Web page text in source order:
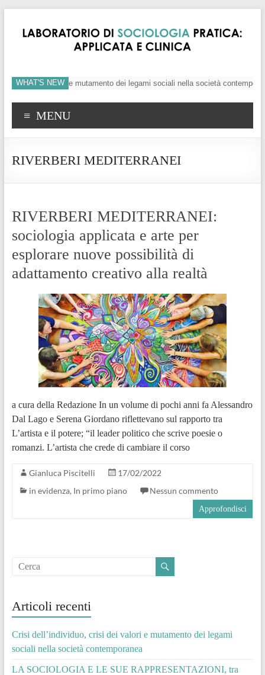
WHAT'S NEW
crisi dei valori e mutamento dei legami sociali nella società
MENU
RIVERBERI MEDITERRANEI
RIVERBERI MEDITERRANEI:
sociologia applicata e arte per
esplorare nuove possibilità di
adattamento creativo alla realtà
a cura della Redazione In un volume di pochi anni fa Alessandro
Dal Lago e Serena Giordano riflettevano sul rapporto tra
L’artista e il potere; “il leader politico che scrive poesie o
romanzi. L’artista che crede di cambiare il corso
Gianluca Piscitelli
17/02/2022
in evidenza, In primo piano Nessun commento
Approfondisci
Articoli recenti
Crisi dell’individuo, crisi dei valori e mutamento dei legami
sociali nella società contemporanea
LA SOCIOLOGIA E LE SUE RAPPRESENTAZIONI, tra